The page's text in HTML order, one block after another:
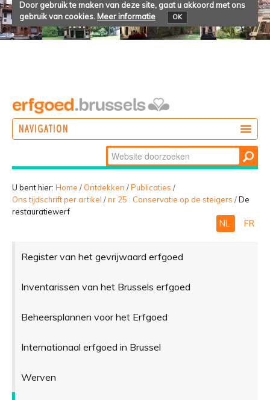
Door gebruik te maken van deze site, gaat u akkoord met ons
gebruik van cookies. Meer informatie OK
NAVIGATION
BELEVEN
Zoek
Geavanceerd
zoeken...
U bent hier: Home / Ontdekken /Publicaties /
Ons tijdschrift per artikel /nr 25 : Conservatie op de steigers /De
restauratiewerf
NL FR
Register van het gevrijwaard erfgoed
Inventarissen van het Brussels erfgoed
Beheersplannen voor het Erfgoed
Internationaal erfgoed in Brussel
Werven